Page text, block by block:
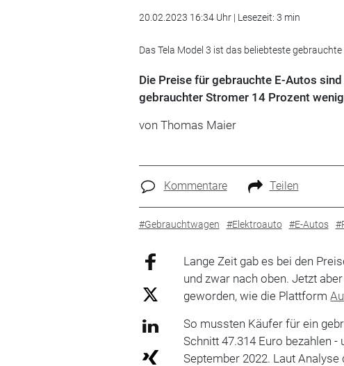
20.02.2023 16:34 Uhr | Lesezeit: 3 min
Das Tela Model 3 ist das beliebteste
Die Preise für gebrauchte E-Autos
gebrauchter Stromer 14 Prozent
von Thomas Maier
Kommentare Teilen
#Gebrauchtwagen #Elektroauto #E-Autos
Lange Zeit gab es bei den
und zwar nach oben. Jetzt
geworden, wie die Plattform
So mussten Käufer für ein
Schnitt 47.314 Euro bezahlen
September 2022. Laut